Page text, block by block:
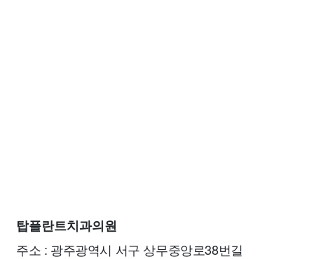
탑플란트치과의원
주소 : 광주광역시 서구 상무중앙로38번길